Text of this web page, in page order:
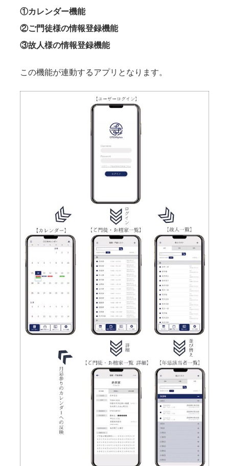
①カレンダー機能
②ご門徒様の情報登録機能
③故人様の情報登録機能
この機能が連動するアプリとなります。